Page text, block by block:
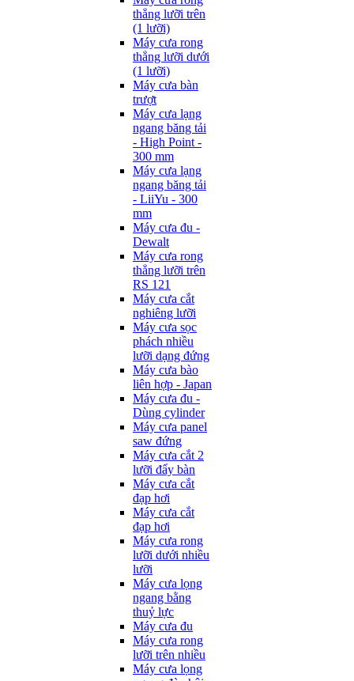
thẳng lưỡi trên
(1 lưỡi)
Máy cưa rong
thẳng lưỡi dưới
(1 lưỡi)
Máy cưa bàn
trượt
Máy cưa lạng
ngang băng tải
- High Point -
300 mm
Máy cưa lạng
ngang băng tải
- LiiYu - 300
mm
Máy cưa đu -
Dewalt
Máy cưa rong
thẳng lưỡi trên
RS 121
Máy cưa cắt
nghiêng lưỡi
Máy cưa sọc
phách nhiều
lưỡi dạng đứng
Máy cưa bào
liên hợp - Japan
Máy cưa đu -
Dùng cylinder
Máy cưa panel
saw đứng
Máy cưa cắt 2
lưỡi đẩy bàn
Máy cưa cắt
đạp hơi
Máy cưa cắt
đạp hơi
Máy cưa rong
lưỡi dưới nhiều
lưỡi
Máy cưa lọng
ngang bằng
thuỷ lực
Máy cưa đu
Máy cưa rong
lưỡi trên nhiều
Máy cưa lọng